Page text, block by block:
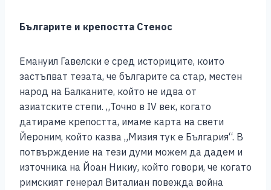
Българите и крепостта Стенос
Емануил Гавелски е сред историците, които
застъпват тезата, че българите са стар, местен
народ на Балканите, който не идва от
азиатските степи. „Точно в ІV век, когато
датираме крепостта, имаме карта на свети
Йероним, който казва „Мизия тук е България“. В
потвърждение на тези думи можем да дадем и
източника на Йоан Никиу, който говори, че когато
римският генерал Виталиан повежда война